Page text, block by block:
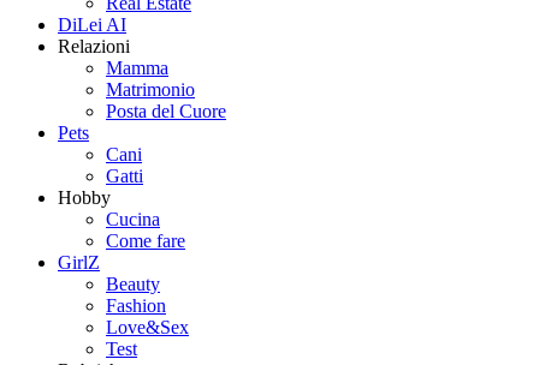
DiLei AI
Relazioni
Mamma
Matrimonio
Posta del Cuore
Pets
Cani
Gatti
Hobby
Cucina
Come fare
GirlZ
Beauty
Fashion
Love&Sex
Test